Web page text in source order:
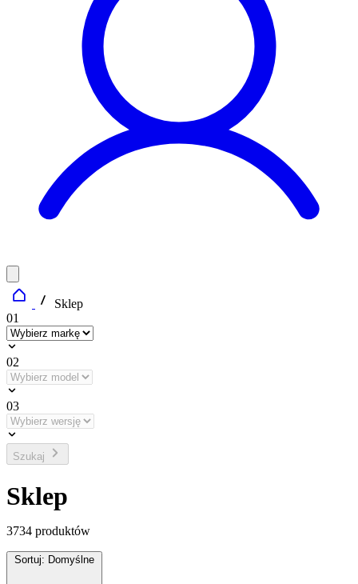
Sklep
01
02
03
Szukaj
Sklep
3734 produktów
Sortuj: Domyślne